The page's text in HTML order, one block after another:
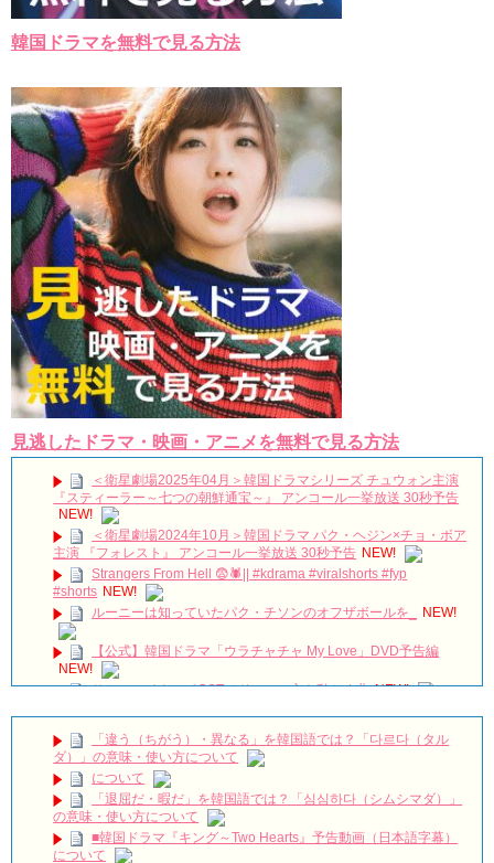
幻の王女チャミョンゴ エンディング
YUCHUN ♥ LOVE 15 「成均館 5話」
[Fan MV]七日の王妃(7일의 왕비)OST – 정기고 (Junggigo) – 그
俳優カン・ギヨン、突然の熱愛宣言…「キム秘書がなぜそう
か」出演で話題 Big News TV
Powered by livedoor 相互RSS
韓国ドラマを無料で見る方法
見逃したドラマ・映画・アニメを無料で見る方法
＜衛星劇場2025年04月＞韓国ドラマシリーズ チュウォン主演
『スティーラー～七つの朝鮮通宝～』 アンコール一挙放送 30秒予告
NEW!
＜衛星劇場2024年10月＞韓国ドラマ パク・ヘジン×チョ・ボア
主演 『フォレスト』 アンコール一挙放送 30秒予告 NEW!
Strangers From Hell 😨🕷️|| #kdrama #viralshorts #fyp
#shorts NEW!
ルーニーは知っていたパク・チソンのオフザボールを_
NEW!
【公式】韓国ドラマ「ウラチャチャ My Love」DVD予告編
NEW!
サム、マイウェイOSTメドレー 心を動かす曲 NEW!
150927 日韓交流おまつり Davichi 憎くても 愛してるから(Hate
You But I Love You) 다비치 NEW!
[FMV] 이판사판(イ判サ判) – DMEANOR(디미너) – The
Moment NEW!
若きチャン・ヒョクの全盛期、忘れられない
『油っぽいメロ』2PMジュノ＆チョン・リョウォン、バックハ
「違う（ちがう）・異なる」を韓国語では？「다르다（タル
ダ）」の意味・使い方について
について
「退屈だ・暇だ」を韓国語では？「심심하다（シムシマダ）」
の意味・使い方について
■韓国ドラマ『キング～Two Hearts』予告動画（日本語字幕）
について